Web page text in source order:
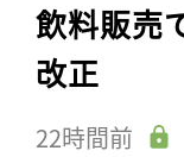
飲料販売
改正
22時間前